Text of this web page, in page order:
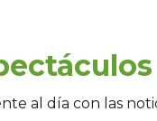
al día con las